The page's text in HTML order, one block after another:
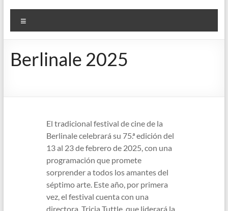
Berlinale 2025
El tradicional festival de cine de la
Berlinale celebrará su 75.ª edición del
13 al 23 de febrero de 2025, con una
programación que promete
sorprender a todos los amantes del
séptimo arte. Este año, por primera
vez, el festival cuenta con una
directora, Tricia Tuttle, que liderará la